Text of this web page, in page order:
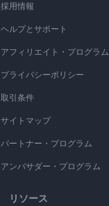
採用情報
ヘルプとサポート
アフィリエイト・プログラム
プライバシーポリシー
取引条件
サイトマップ
パートナー・プログラム
アンバサダー・プログラム
リソース